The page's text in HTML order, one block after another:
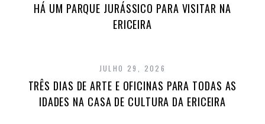
HÁ UM PARQUE JURÁSSICO PARA VISITAR NA
ERICEIRA
JULHO 29, 2026
TRÊS DIAS DE ARTE E OFICINAS PARA TODAS AS
IDADES NA CASA DE CULTURA DA ERICEIRA